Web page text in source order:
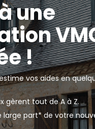
une
!
vos aides en
gèrent tout de A à Z.
large part* de votre